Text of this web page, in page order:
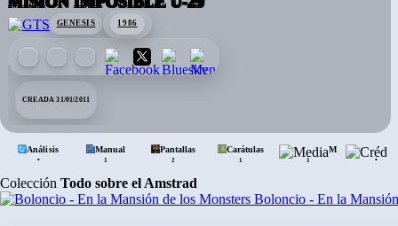
GENESIS 1986
CREADA 31/01/2011
Análisis
•
Manual
1
Pantallas
2
Carátulas
1 1 •
Colección Todo sobre el Amstrad
Boloncio - En la